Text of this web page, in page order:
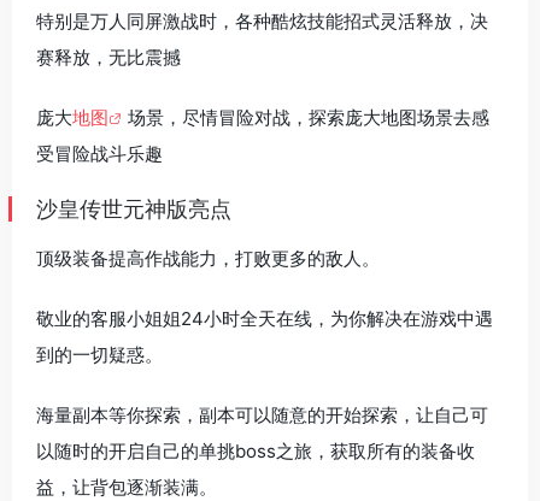
特别是万人同屏激战时，各种酷炫技能招式灵活释放，决
赛释放，无比震撼
庞大地图
场景，尽情冒险对战，探索庞大地图场景去感
受冒险战斗乐趣
沙皇传世元神版亮点
顶级装备提高作战能力，打败更多的敌人。
敬业的客服小姐姐24小时全天在线，为你解决在游戏中遇
到的一切疑惑。
海量副本等你探索，副本可以随意的开始探索，让自己可
以随时的开启自己的单挑boss之旅，获取所有的装备收
益，让背包逐渐装满。